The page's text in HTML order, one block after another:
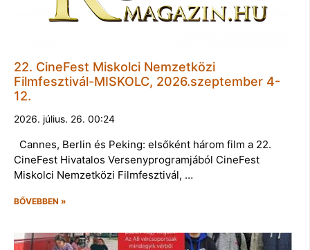
22. CineFest Miskolci Nemzetközi
Filmfesztivál-MISKOLC, 2026.szeptember 4-
12.
2026. július. 26. 00:24
Cannes, Berlin és Peking: elsőként három film a 22.
CineFest Hivatalos Versenyprogramjából CineFest
Miskolci Nemzetközi Filmfesztivál, …
BŐVEBBEN »